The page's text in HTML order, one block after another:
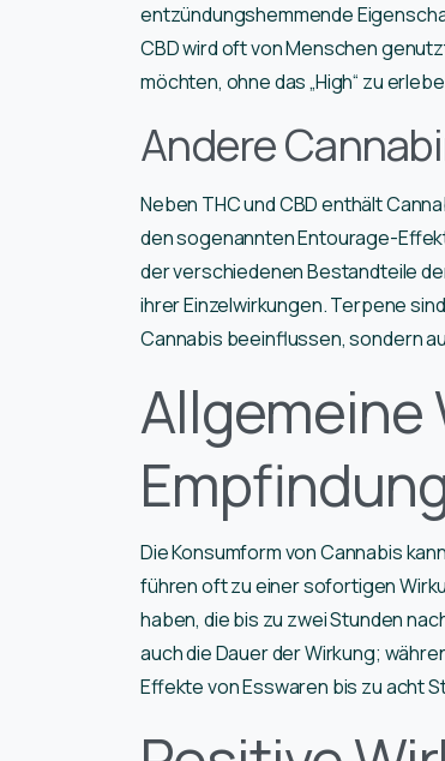
entzündungshemmende
CBD wird oft von Menschen
möchten, ohne das „High“ zu
Andere
Neben THC und CBD enthält
den sogenannten Entourage-
der verschiedenen Bestandteile
ihrer Einzelwirkungen. Terpene
Cannabis beeinflussen, sondern
Allgemeine
Die Konsumform von Cannabis
führen oft zu einer sofortigen
haben, die bis zu zwei Stunden
auch die Dauer der Wirkung;
Effekte von Esswaren bis zu acht